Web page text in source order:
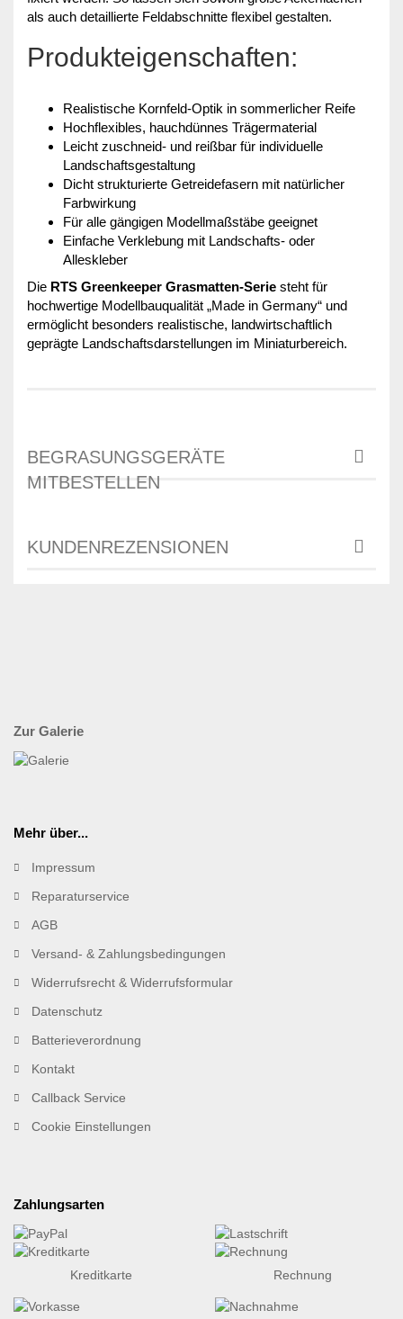
als auch detaillierte Feldabschnitte flexibel gestalten.
Produkteigenschaften:
Realistische Kornfeld-Optik in sommerlicher Reife
Hochflexibles, hauchdünnes Trägermaterial
Leicht zuschneid- und reißbar für individuelle
Landschaftsgestaltung
Dicht strukturierte Getreidefasern mit natürlicher
Farbwirkung
Für alle gängigen Modellmaßstäbe geeignet
Einfache Verklebung mit Landschafts- oder
Alleskleber
Die RTS Greenkeeper Grasmatten-Serie steht für
hochwertige Modellbauqualität „Made in Germany“ und
ermöglicht besonders realistische, landwirtschaftlich
geprägte Landschaftsdarstellungen im Miniaturbereich.
BEGRASUNGSGERÄTE
MITBESTELLEN
KUNDENREZENSIONEN
Zur Galerie
Mehr über...
Impressum
Reparaturservice
AGB
Versand- & Zahlungsbedingungen
Widerrufsrecht & Widerrufsformular
Datenschutz
Batterieverordnung
Kontakt
Callback Service
Cookie Einstellungen
Zahlungsarten
Kreditkarte Rechnung